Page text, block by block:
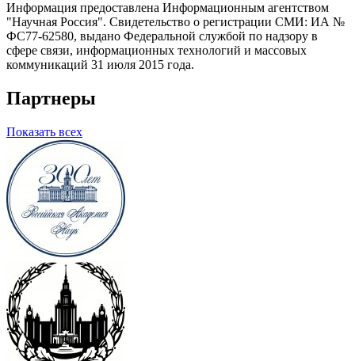
Информация предоставлена Информационным агентством
"Научная Россия". Свидетельство о регистрации СМИ: ИА №
ФС77-62580, выдано Федеральной службой по надзору в
сфере связи, информационных технологий и массовых
коммуникаций 31 июля 2015 года.
Партнеры
Показать всех